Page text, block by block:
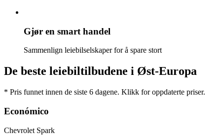
Gjør en smart handel
Sammenlign leiebilselskaper for å spare stort
De beste leiebiltilbudene i Øst-Europa
* Pris funnet innen de siste 6 dagene. Klikk for oppdaterte priser.
Económico
Chevrolet Spark